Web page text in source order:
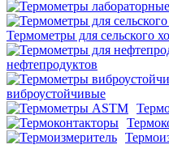
Термометры для сельского
нефтепродуктов
виброустойчивые